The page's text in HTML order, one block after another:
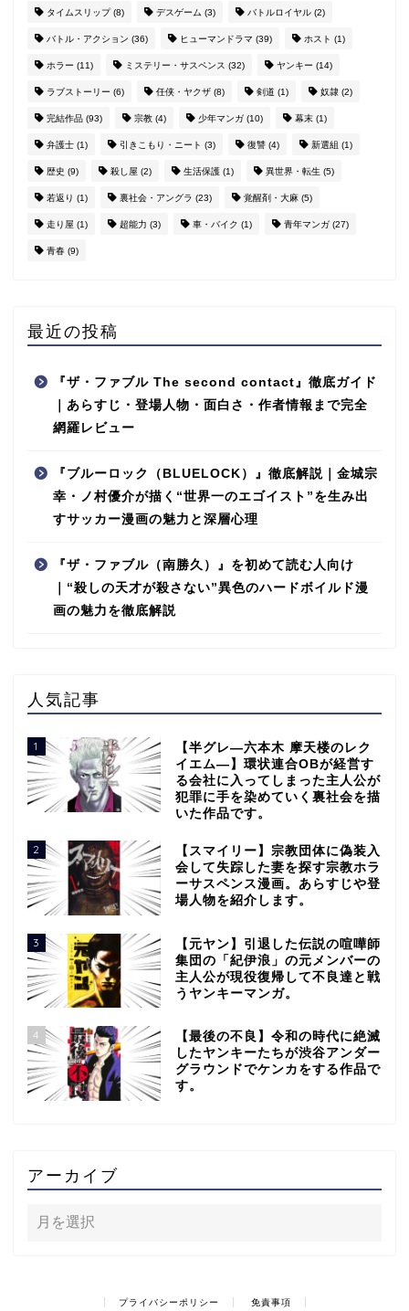
タイムスリップ(8) デスゲーム (3) バトルロイヤル (2)
バトル・アクション (36) ヒューマンドラマ (39) ホスト (1)
ホラー (11) ミステリー・サスペンス (32) ヤンキー (14)
ラブストーリー (6) 任侠・ヤクザ (8) 剣道 (1) 奴隷 (2)
完結作品 (93) 宗教 (4) 少年マンガ (10) 幕末 (1)
弁護士 (1) 引きこもり・ニート (3) 復讐 (4) 新選組 (1)
歴史 (9) 殺し屋 (2) 生活保護 (1) 異世界・転生 (5)
若返り (1) 裏社会・アングラ (23) 覚醒剤・大麻 (5)
走り屋 (1) 超能力 (3) 車・バイク (1) 青年マンガ (27)
青春 (9)
最近の投稿
『ザ・ファブル The second contact』徹底ガイド
｜あらすじ・登場人物・面白さ・作者情報まで完全
網羅レビュー
『ブルーロック（BLUELOCK）』徹底解説｜金城宗
幸・ノ村優介が描く“世界一のエゴイスト”を生み出
すサッカー漫画の魅力と深層心理
『ザ・ファブル（南勝久）』を初めて読む人向け
｜“殺しの天才が殺さない”異色のハードボイルド漫
画の魅力を徹底解説
人気記事
1
【半グレ―六本木 摩天楼のレク
イエム―】環状連合OBが経営す
る会社に入ってしまった主人公が
犯罪に手を染めていく裏社会を描
いた作品です。
2
【スマイリー】宗教団体に偽装入
会して失踪した妻を探す宗教ホラ
ーサスペンス漫画。あらすじや登
場人物を紹介します。
3
【元ヤン】引退した伝説の喧嘩師
集団の「紀伊浪」の元メンバーの
主人公が現役復帰して不良達と戦
うヤンキーマンガ。
4
【最後の不良】令和の時代に絶滅
したヤンキーたちが渋谷アンダー
グラウンドでケンカをする作品で
す。
アーカイブ
プライバシーポリシー 免責事項